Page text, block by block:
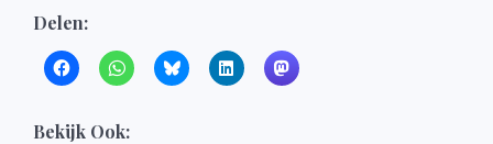
Delen:
Bekijk Ook: